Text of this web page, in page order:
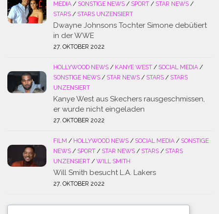
MEDIA / SONSTIGE NEWS / SPORT / STAR NEWS /
STARS / STARS UNZENSIERT
Dwayne Johnsons Tochter Simone debütiert
in der WWE
27. OKTOBER 2022
HOLLYWOOD NEWS / KANYE WEST / SOCIAL MEDIA /
SONSTIGE NEWS / STAR NEWS / STARS / STARS
UNZENSIERT
Kanye West aus Skechers rausgeschmissen,
er wurde nicht eingeladen
27. OKTOBER 2022
FILM / HOLLYWOOD NEWS / SOCIAL MEDIA / SONSTIGE
NEWS / SPORT / STAR NEWS / STARS / STARS
UNZENSIERT / WILL SMITH
Will Smith besucht L.A. Lakers
27. OKTOBER 2022